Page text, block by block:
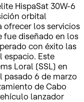
HispaSat 30W-6
orbital
ofrecer los servicios
fue diseñado en los
con éxito las
espacio. Este
Loral (SSL) en
6 de marzo
de Cabo
lanzador